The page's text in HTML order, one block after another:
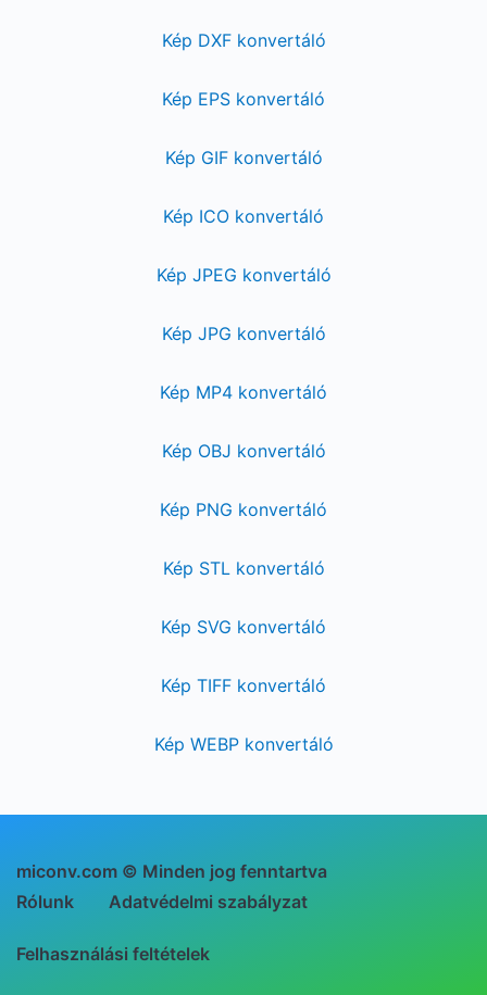
Kép DXF konvertáló
Kép EPS konvertáló
Kép GIF konvertáló
Kép ICO konvertáló
Kép JPEG konvertáló
Kép JPG konvertáló
Kép MP4 konvertáló
Kép OBJ konvertáló
Kép PNG konvertáló
Kép STL konvertáló
Kép SVG konvertáló
Kép TIFF konvertáló
Kép WEBP konvertáló
miconv.com © Minden jog fenntartva
Rólunk
Adatvédelmi szabályzat
Felhasználási feltételek